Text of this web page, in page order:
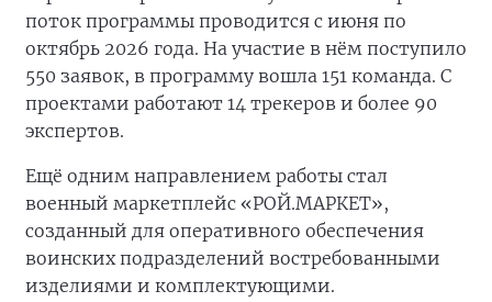
поток программы проводится с июня по
октябрь 2026 года. На участие в нём поступило
550 заявок, в программу вошла 151 команда. С
проектами работают 14 трекеров и более 90
экспертов.
Ещё одним направлением работы стал
военный маркетплейс «РОЙ.МАРКЕТ»,
созданный для оперативного обеспечения
воинских подразделений востребованными
изделиями и комплектующими.